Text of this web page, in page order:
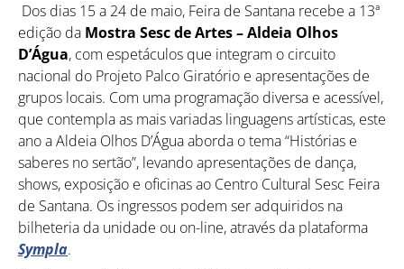
Dos dias 15 a 24 de maio, Feira de Santana recebe a 13ª
edição da Mostra Sesc de Artes – Aldeia Olhos
D’Água, com espetáculos que integram o circuito
nacional do Projeto Palco Giratório e apresentações de
grupos locais. Com uma programação diversa e acessível,
que contempla as mais variadas linguagens artísticas, este
ano a Aldeia Olhos D’Água aborda o tema “Histórias e
saberes no sertão”, levando apresentações de dança,
shows, exposição e oficinas ao Centro Cultural Sesc Feira
de Santana. Os ingressos podem ser adquiridos na
bilheteria da unidade ou on-line, através da plataforma
Sympla.